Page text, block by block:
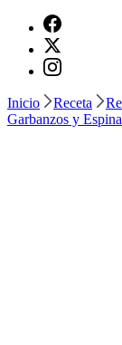
Inicio Receta
Garbanzos y